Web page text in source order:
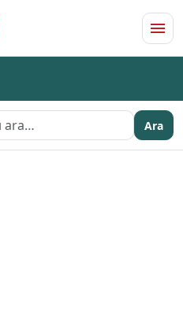
Ara